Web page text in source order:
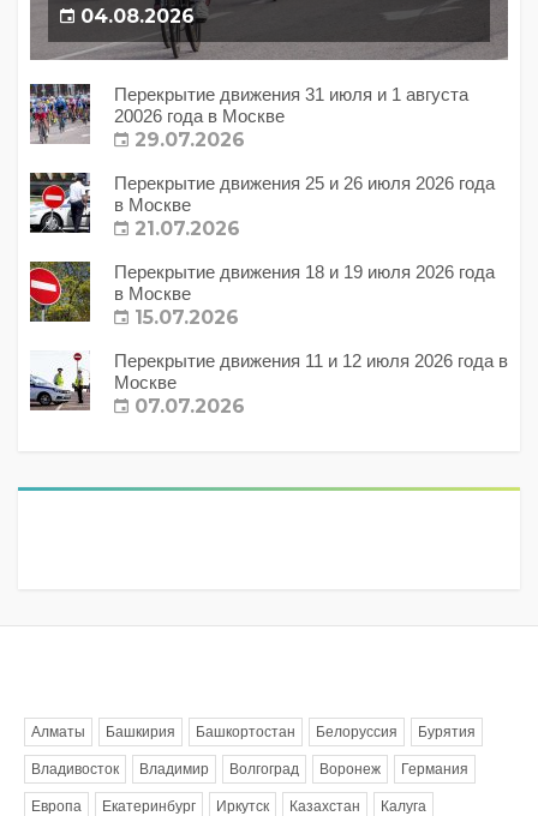
04.08.2026
Перекрытие движения 31 июля и 1 августа
20026 года в Москве
29.07.2026
Перекрытие движения 25 и 26 июля 2026 года
в Москве
21.07.2026
Перекрытие движения 18 и 19 июля 2026 года
в Москве
15.07.2026
Перекрытие движения 11 и 12 июля 2026 года в
Москве
07.07.2026
Алматы Башкирия Башкортостан Белоруссия Бурятия
Владивосток Владимир Волгоград Воронеж Германия
Европа Екатеринбург Иркутск Казахстан Калуга